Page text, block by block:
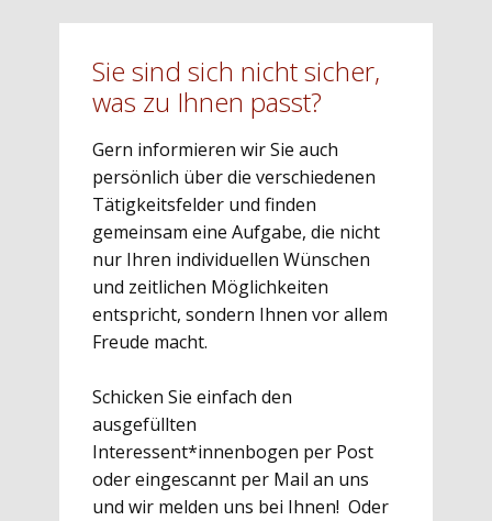
Sie sind sich nicht sicher,
was zu Ihnen passt?
Gern informieren wir Sie auch
persönlich über die verschiedenen
Tätigkeitsfelder und finden
gemeinsam eine Aufgabe, die nicht
nur Ihren individuellen Wünschen
und zeitlichen Möglichkeiten
entspricht, sondern Ihnen vor allem
Freude macht.
Schicken Sie einfach den
ausgefüllten
Interessent*innenbogen per Post
oder eingescannt per Mail an uns
und wir melden uns bei Ihnen! Oder